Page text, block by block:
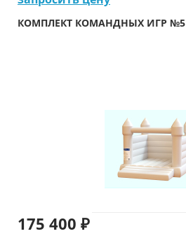
КОМПЛЕКТ КОМАНДНЫХ ИГР №5
175 400 ₽